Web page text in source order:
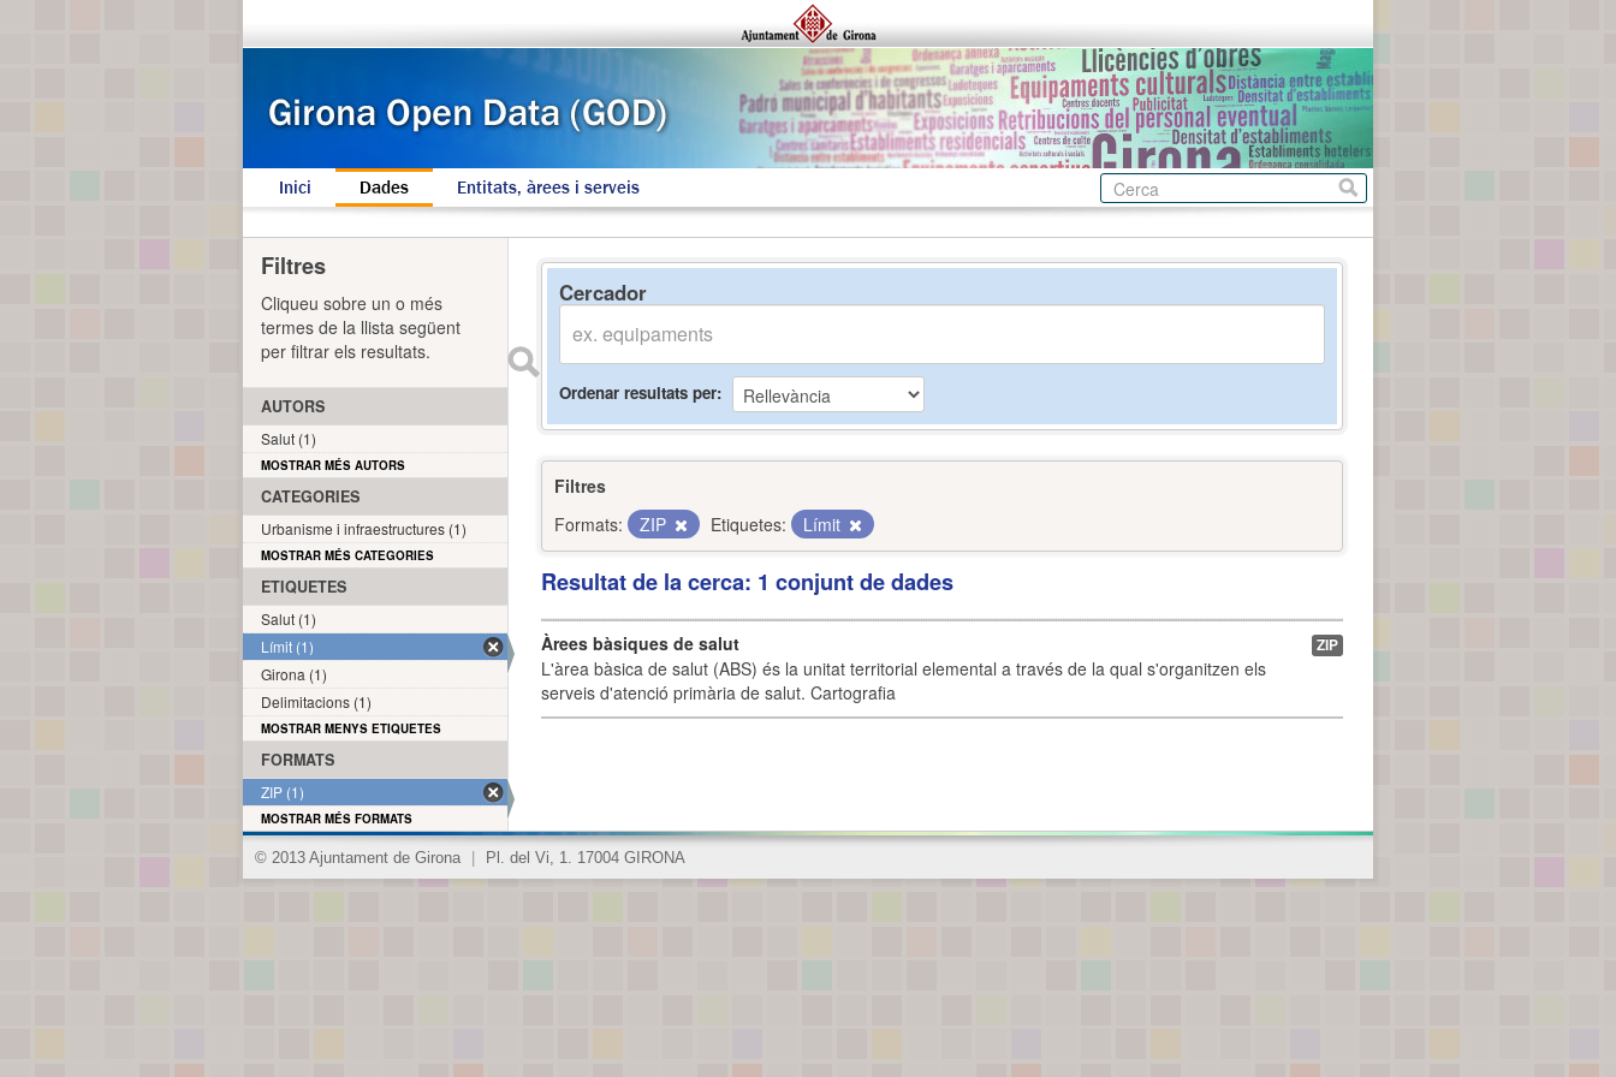
Inici Dades Entitats, àrees i serveis
Cercador
Ordenar resultats per
Filtres
Formats:
ZIP Etiquetes: Límit
Resultat de la cerca: 1 conjunt de dades
Àrees bàsiques de salut
L'àrea bàsica de salut (ABS) és la unitat territorial elemental a través de la qual s'organitzen els
serveis d'atenció primària de salut. Cartografia
ZIP
Filtres
Cliqueu sobre un o més
termes de la llista següent
per filtrar els resultats.
AUTORS
Salut (1)
MOSTRAR MÉS AUTORS
CATEGORIES
Urbanisme i infraestructures (1)
MOSTRAR MÉS CATEGORIES
ETIQUETES
Salut (1)
Límit (1)
Girona (1)
Delimitacions (1)
MOSTRAR MENYS ETIQUETES
FORMATS
ZIP (1)
MOSTRAR MÉS FORMATS
© 2013 Ajuntament de Girona Pl. del Vi, 1. 17004 GIRONA